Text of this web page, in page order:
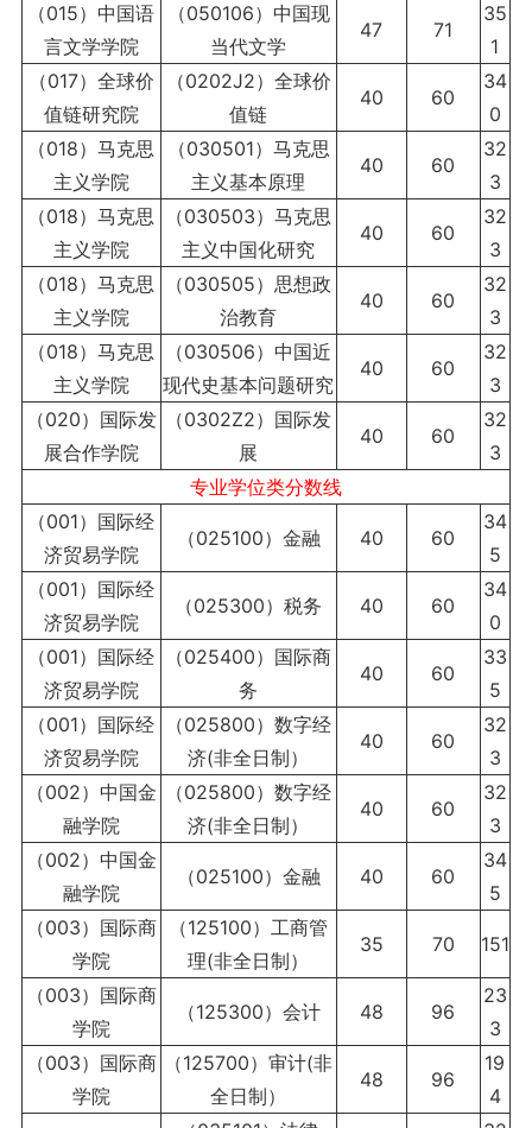
（015）中国语
言文学学院
（050106）中国现
当代文学
47 71
35
1
（017）全球价
值链研究院
（0202J2）全球价
值链
40 60
34
0
（018）马克思
主义学院
（030501）马克思
主义基本原理
40 60
32
3
（018）马克思
主义学院
（030503）马克思
主义中国化研究
40 60
32
3
（018）马克思
主义学院
（030505）思想政
治教育
40 60
32
3
（018）马克思
主义学院
（030506）中国近
现代史基本问题研究
40 60
32
3
（020）国际发
展合作学院
（0302Z2）国际发
展
40 60
32
3
专业学位类分数线
（001）国际经
济贸易学院
（025100）金融 40 60
34
5
（001）国际经
济贸易学院
（025300）税务 40 60
34
0
（001）国际经
济贸易学院
（025400）国际商
务
40 60
33
5
（001）国际经
济贸易学院
（025800）数字经
济(非全日制）
40 60
32
3
（002）中国金
融学院
（025800）数字经
济(非全日制）
40 60
32
3
（002）中国金
融学院
（025100）金融 40 60
34
5
（003）国际商
学院
（125100）工商管
理(非全日制）
35 70 151
（003）国际商
学院
（125300）会计 48 96
23
3
（003）国际商
学院
（125700）审计(非
全日制）
48 96
19
4